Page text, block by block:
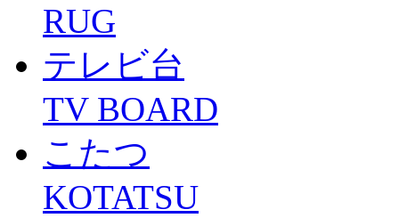
RUG
テレビ台
TV BOARD
こたつ
KOTATSU